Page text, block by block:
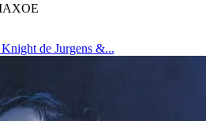
de Jurgens &...